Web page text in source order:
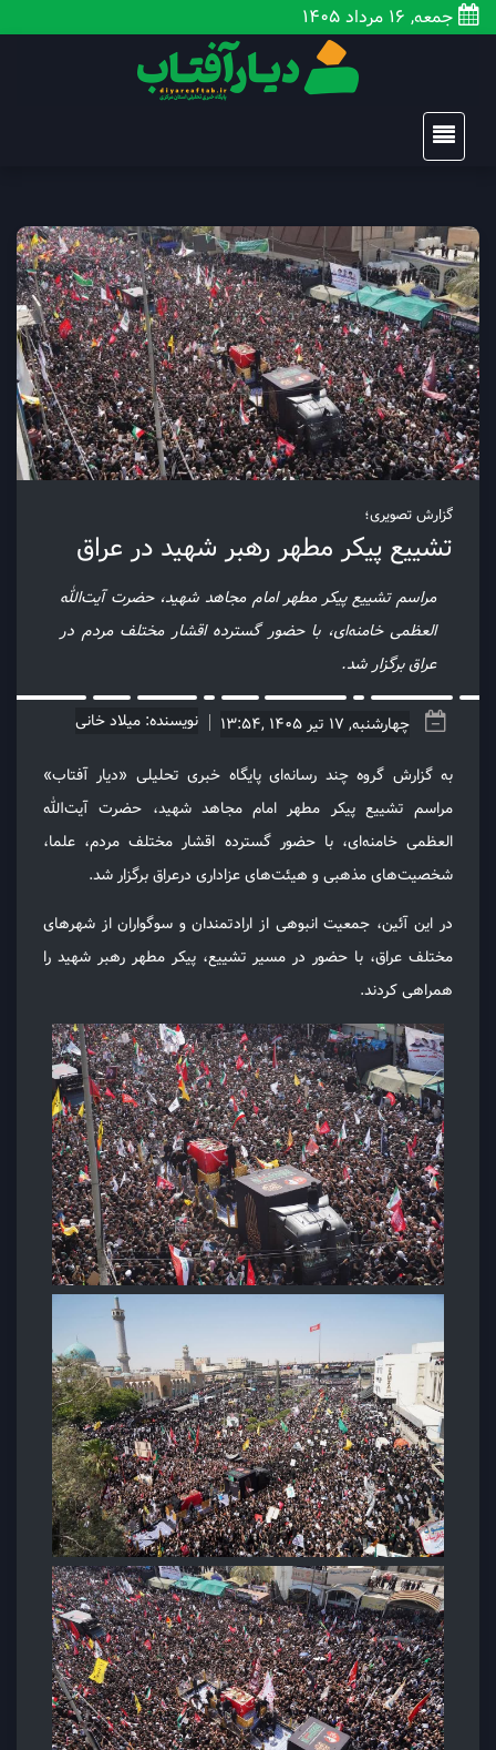
جمعه, 16 مرداد 1405
گزارش تصویری؛
تشییع پیکر مطهر رهبر شهید در عراق
مراسم تشییع پیکر مطهر امام مجاهد شهید، حضرت آیت‌الله
العظمی خامنه‌ای، با حضور گسترده اقشار مختلف مردم در
عراق برگزار شد.
چهارشنبه, 17 تیر 1405 ,13:54 نویسنده: میلاد خانی
به گزارش گروه چند رسانه‌ای پایگاه خبری تحلیلی «دیار آفتاب»
مراسم تشییع پیکر مطهر امام مجاهد شهید، حضرت آیت‌الله
العظمی خامنه‌ای، با حضور گسترده اقشار مختلف مردم، علما،
شخصیت‌های مذهبی و هیئت‌های عزاداری درعراق برگزار شد.
در این آئین، جمعیت انبوهی از ارادتمندان و سوگواران از شهرهای
مختلف عراق، با حضور در مسیر تشییع، پیکر مطهر رهبر شهید را
همراهی کردند.